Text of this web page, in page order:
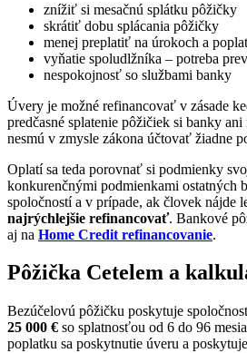
znížiť si mesačnú splátku pôžičky
skrátiť dobu splácania pôžičky
menej preplatiť na úrokoch a
vyňatie spoludlžníka – potreba
nespokojnosť so službami banky
Úvery je možné refinancovať v zásade
predčasné splatenie pôžičiek si banky
nesmú v zmysle zákona účtovať žiadne
Oplatí sa teda porovnať si podmienky
konkurenčnými podmienkami ostatných
spoločností a v prípade, ak človek nájde
najrýchlejšie refinancovať. Bankové
aj na Home Credit refinancovanie.
Pôžička Cetelem a
Bezúčelovú pôžičku poskytuje
25 000 € so splatnosťou od 6 do 96
poplatku sa poskytnutie úveru a